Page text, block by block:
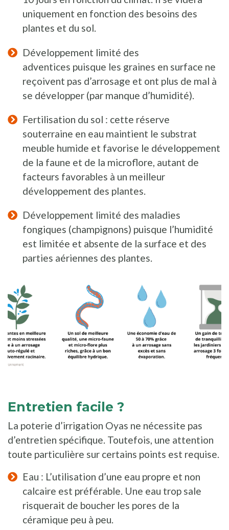
uniquement en fonction des besoins des
plantes et du sol.
Développement limité des
adventices puisque les graines en surface ne
reçoivent pas d’arrosage et ont plus de mal à
se développer (par manque d’humidité).
Fertilisation du sol : cette réserve
souterraine en eau maintient le substrat
meuble humide et favorise le développement
de la faune et de la microflore, autant de
facteurs favorables à un meilleur
développement des plantes.
Développement limité des maladies
fongiques (champignons) puisque l’humidité
est limitée et absente de la surface et des
parties aériennes des plantes.
Entretien facile ?
La poterie d’irrigation Oyas ne nécessite pas
d’entretien spécifique. Toutefois, une attention
toute particulière sur certains points est requise.
Eau : L’utilisation d’une eau propre et non
calcaire est préférable. Une eau trop sale
risquerait de boucher les pores de la
céramique peu à peu.